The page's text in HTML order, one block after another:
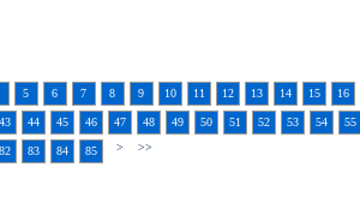
5 6 7 8 9 10 11 12 13 14 15 16
43 44 45 46 47 48 49 50 51 52 53 54 55
82 83 84 85 > >>